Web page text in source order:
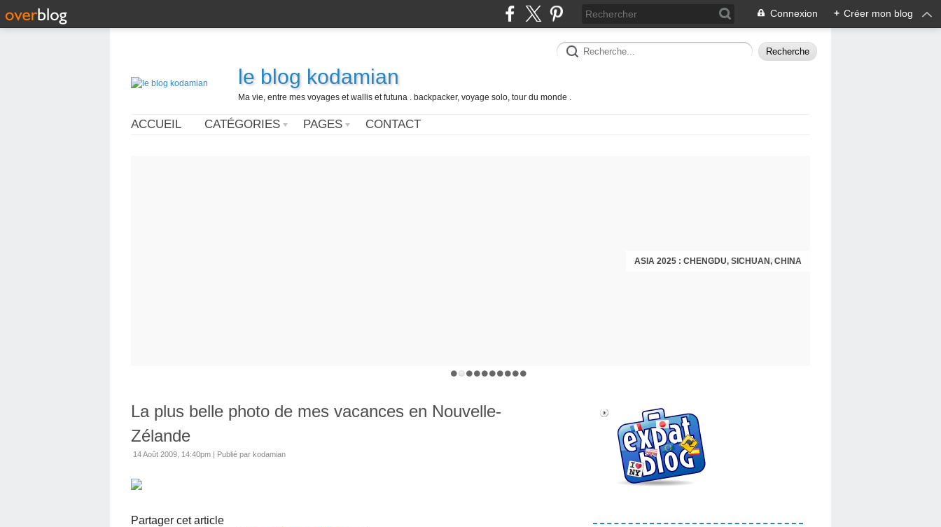
Connexion + Créer mon blog
le blog kodamian
Ma vie, entre mes voyages et wallis et futuna . backpacker, voyage solo, tour du monde .
ACCUEIL CATÉGORIES PAGES CONTACT
ASIA 2025 : CHENGDU, SICHUAN, CHINA
CHENGDU 2025
La plus belle photo de mes vacances en Nouvelle-
Zélande
14 Août 2009, 14:40pm | Publié par kodamian
Partager cet article